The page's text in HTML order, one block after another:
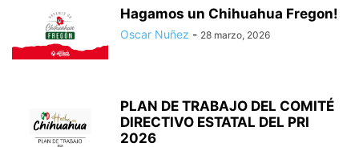
Hagamos un Chihuahua Fregon!
Oscar Nuñez - 28 marzo, 2026
PLAN DE TRABAJO DEL COMITÉ
DIRECTIVO ESTATAL DEL PRI
2026